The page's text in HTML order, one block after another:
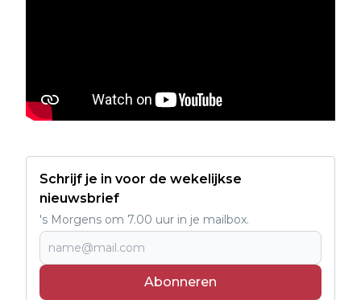
Schrijf je in voor de wekelijkse
nieuwsbrief
's Morgens om 7.00 uur in je mailbox.
Abonneren